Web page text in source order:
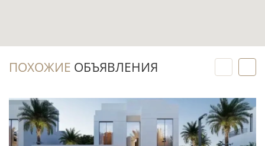
аренду с первого месяца после оформления
сделки и подготовки виллы к размещению.
состояние мебели и особенности
расположения до приобретения, а не
ориентируется только на визуализации.
ПОХОЖИЕ ОБЪЯВЛЕНИЯ